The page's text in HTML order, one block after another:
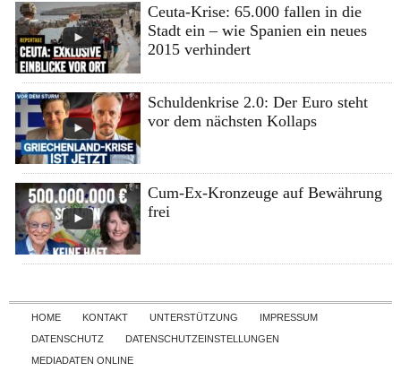
Ceuta-Krise: 65.000 fallen in die
Stadt ein – wie Spanien ein neues
2015 verhindert
Schuldenkrise 2.0: Der Euro steht
vor dem nächsten Kollaps
Cum-Ex-Kronzeuge auf Bewährung
frei
Skip to content
HOME KONTAKT UNTERSTÜTZUNG
IMPRESSUM
DATENSCHUTZ
DATENSCHUTZEINSTELLUNGEN
MEDIADATEN ONLINE